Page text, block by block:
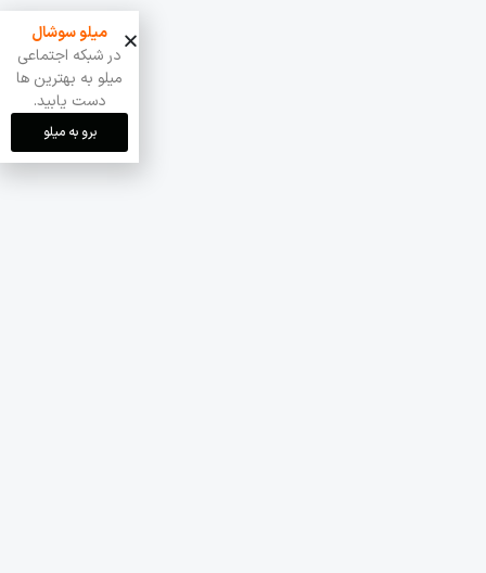
میلو سوشال
در شبکه اجتماعی
میلو به بهترین ها
دست یابید.
برو به میلو